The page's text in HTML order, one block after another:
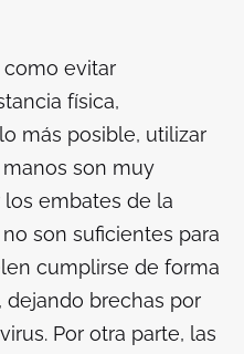
evitar
física,
más posible, utilizar
son muy
embates de la
son suficientes para
cumplirse de forma
brechas por
Por otra parte, las